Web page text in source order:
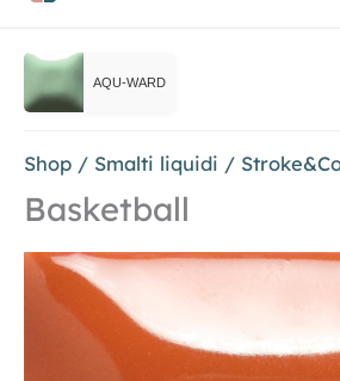
AQU-WARD
Shop / Smalti liquidi /
Basketball